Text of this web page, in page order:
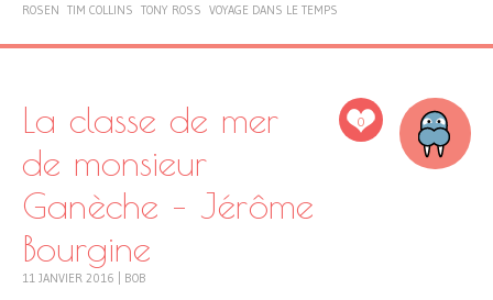
ROSEN TIM COLLINS TONY ROSS VOYAGE DANS LE TEMPS
0
La classe de mer
de monsieur
Ganèche – Jérôme
Bourgine
11 JANVIER 2016 BOB